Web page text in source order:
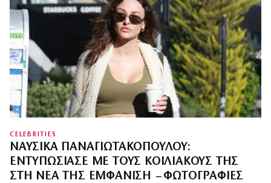
CELEBRITIES
ΝΑΥΣΙΚΆ ΠΑΝΑΓΙΩΤΑΚΟΠΟΎΛΟΥ:
ΕΝΤΥΠΩΣΊΑΣΕ ΜΕ ΤΟΥΣ ΚΟΙΛΙΑΚΟΎΣ ΤΗΣ
ΣΤΗ ΝΈΑ ΤΗΣ ΕΜΦΆΝΙΣΗ – ΦΩΤΟΓΡΑΦΊΕΣ